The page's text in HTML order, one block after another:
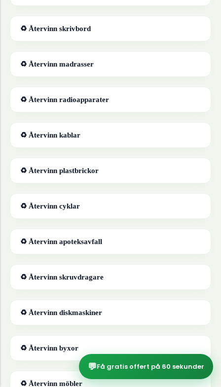
♻ Återvinn skrivbord
♻ Återvinn madrasser
♻ Återvinn radioapparater
♻ Återvinn kablar
♻ Återvinn plastbrickor
♻ Återvinn cyklar
♻ Återvinn apoteksavfall
♻ Återvinn skruvdragare
♻ Återvinn diskmaskiner
♻ Återvinn byxor
♻ Återvinn möbler
💬Få gratis offert på 60 sekunder